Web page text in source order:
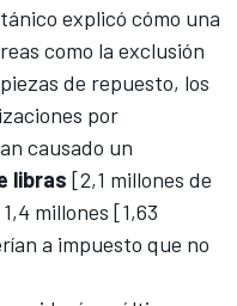
explicó cómo una
como la exclusión
de repuesto, los
por
causado un
libras [2,1 millones de
millones [1,63
a impuesto que no